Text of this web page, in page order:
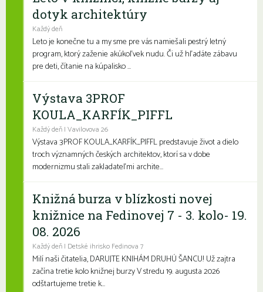
dotyk architektúry
Každý deň
Leto je konečne tu a my sme pre vás namiešali pestrý letný
program, ktorý zaženie akúkoľvek nudu. Či už hľadáte zábavu
pre deti, čítanie na kúpalisko ...
Výstava 3PROF
KOULA_KARFÍK_PIFFL
Každý deň | Vavilovova 26
Výstava 3PROF KOULA_KARFÍK_PIFFL predstavuje život a dielo
troch významných českých architektov, ktorí sa v dobe
modernizmu stali zakladateľmi archite...
Knižná burza v blízkosti novej
knižnice na Fedinovej 7 - 3. kolo- 19.
08. 2026
Každý deň | Detské ihrisko Fedinova 7
Milí naši čitatelia, DARUJTE KNIHÁM DRUHÚ ŠANCU! Už zajtra
začína tretie kolo knižnej burzy V stredu 19. augusta 2026
odštartujeme tretie k...